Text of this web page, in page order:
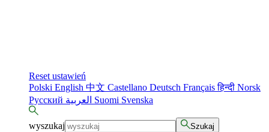
Reset ustawień
Polski English 中文 Castellano Deutsch Françaisहिन्दी Norsk
Русский
Suomi Svenska
wyszukaj Szukaj